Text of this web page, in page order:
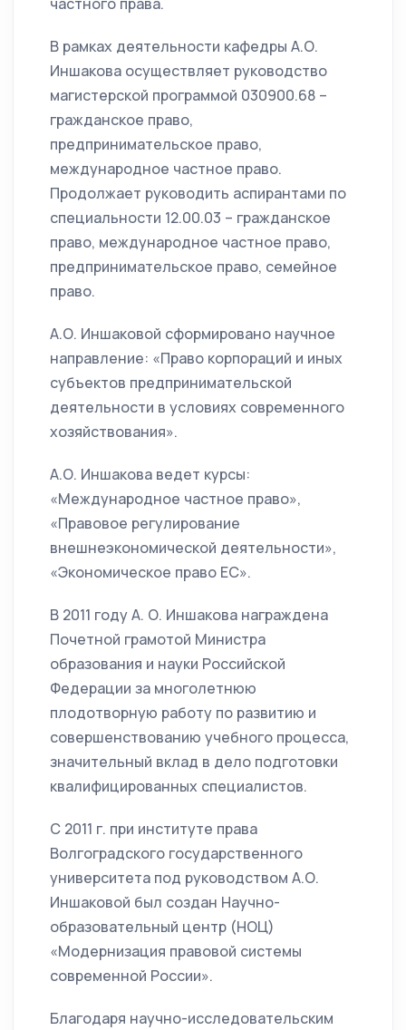
частного права.
В рамках деятельности кафедры А.О.
Иншакова осуществляет руководство
магистерской программой 030900.68 –
гражданское право,
предпринимательское право,
международное частное право.
Продолжает руководить аспирантами по
специальности 12.00.03 – гражданское
право, международное частное право,
предпринимательское право, семейное
право.
А.О. Иншаковой сформировано научное
направление: «Право корпораций и иных
субъектов предпринимательской
деятельности в условиях современного
хозяйствования».
А.О. Иншакова ведет курсы:
«Международное частное право»,
«Правовое регулирование
внешнеэкономической деятельности»,
«Экономическое право ЕС».
В 2011 году А. О. Иншакова награждена
Почетной грамотой Министра
образования и науки Российской
Федерации за многолетнюю
плодотворную работу по развитию и
совершенствованию учебного процесса,
значительный вклад в дело подготовки
квалифицированных специалистов.
С 2011 г. при институте права
Волгоградского государственного
университета под руководством А.О.
Иншаковой был создан Научно-
образовательный центр (НОЦ)
«Модернизация правовой системы
современной России».
Благодаря научно-исследовательским